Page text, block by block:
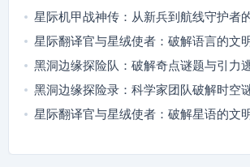
星际机甲战神传：从新兵到航线守护者
变
星际翻译官与星绒使者：破解语言的文
逅
黑洞边缘探险队：破解奇点谜题与引力
黑洞边缘探险录：科学家团队破解时空
星际翻译官与星绒使者：破解星语的文